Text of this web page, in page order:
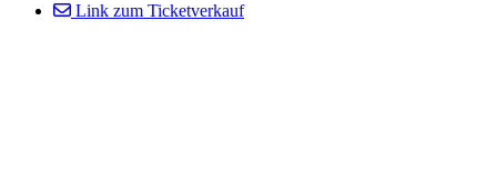
Link zum Ticketverkauf